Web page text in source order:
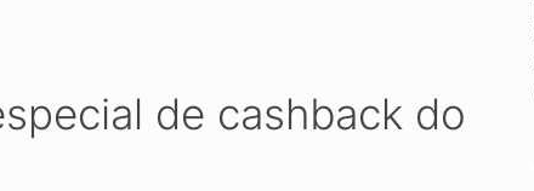
de cashback do